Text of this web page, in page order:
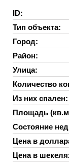
ID:
Тип объекта:
Город:
Район:
Улица:
Количество
Из них спален:
Площадь
Состояние
Цена в
Цена в